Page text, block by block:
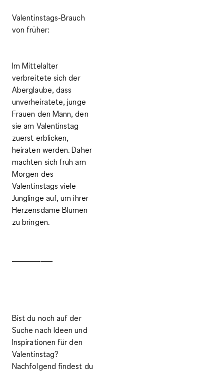
Valentinstags-Brauch
von früher:
Im Mittelalter
verbreitete sich der
Aberglaube, dass
unverheiratete, junge
Frauen den Mann, den
sie am Valentinstag
zuerst erblicken,
heiraten werden. Daher
machten sich früh am
Morgen des
Valentinstags viele
Jünglinge auf, um ihrer
Herzensdame Blumen
zu bringen.
Bist du noch auf der
Suche nach Ideen und
Inspirationen für den
Valentinstag?
Nachfolgend findest du